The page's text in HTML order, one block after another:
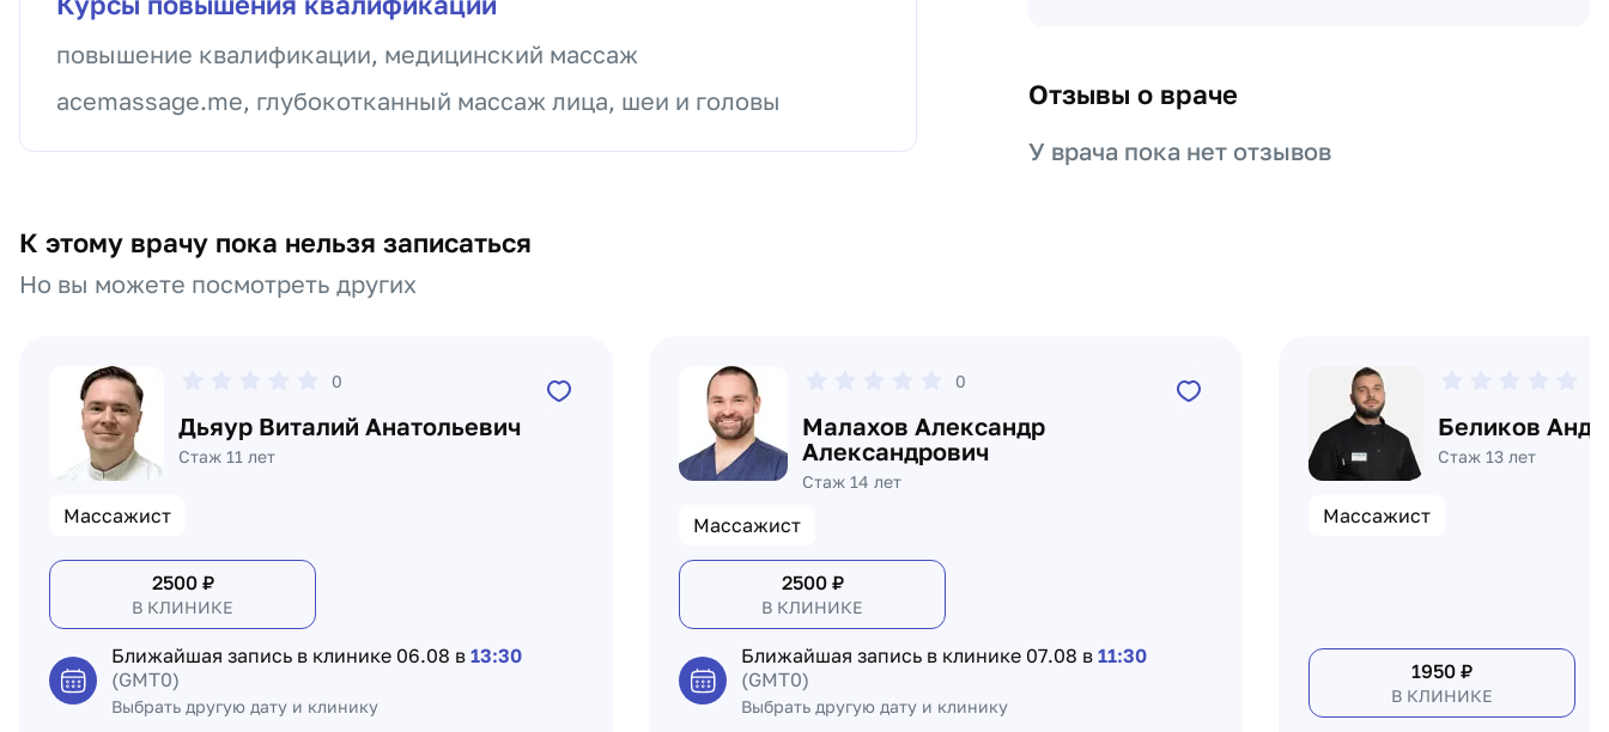
повышение квалификации, медицинский массаж
acemassage.me, глубокотканный массаж лица, шеи и головы
Отзывы о враче
У врача пока нет отзывов
К этому врачу пока нельзя записаться
Но вы можете посмотреть других
0
Дьяур Виталий Анатольевич
Стаж 11 лет
Массажист
2500₽
В КЛИНИКЕ
Ближайшая запись в клинике 06.08 в 13:30
(GMT0)
Выбрать другую дату и клинику
0
Малахов Александр
Александрович
Стаж 14 лет
Массажист
2500₽
В КЛИНИКЕ
Ближайшая запись в клинике 07.08 в 11:30
(GMT0)
Выбрать другую дату и клинику
Беликов
Стаж 13 лет
Массажист
1950 ₽
В КЛИНИКЕ